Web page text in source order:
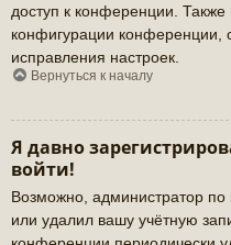
доступ к конференции.
конфигурации конференции,
исправления настроек.
Вернуться к началу
Я давно
войти!
Возможно, администратор по
или удалил вашу учётную